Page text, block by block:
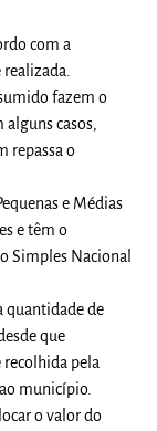
com a
fazem o
casos,
repassa o
e Médias
e têm o
Simples Nacional
quantidade de
que
pela
município.
o valor do